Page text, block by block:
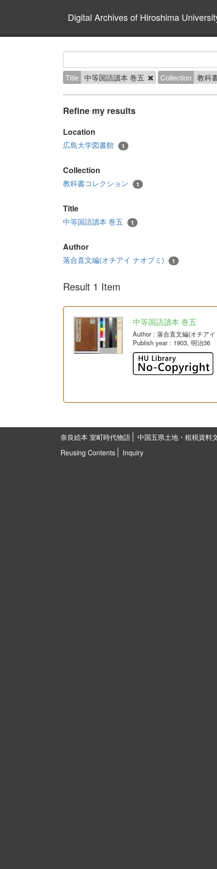
Digital Archives of Hiroshima
Title 中等国語讀本 巻五 Collection 教科
Refine my results
Location
広島大学図書館 1
Collection
教科書コレクション 1
Title
中等国語讀本 巻五 1
Author
落合直文編(オチアイ ナオブミ) 1
Result 1 Item
中等国語讀本 巻五
Author: 落合直文編(オチア
Publish year: 1903, 明治36
奈良絵本 室町時代物語
中国五県土地・租税資料
Reusing Contents
Inquiry